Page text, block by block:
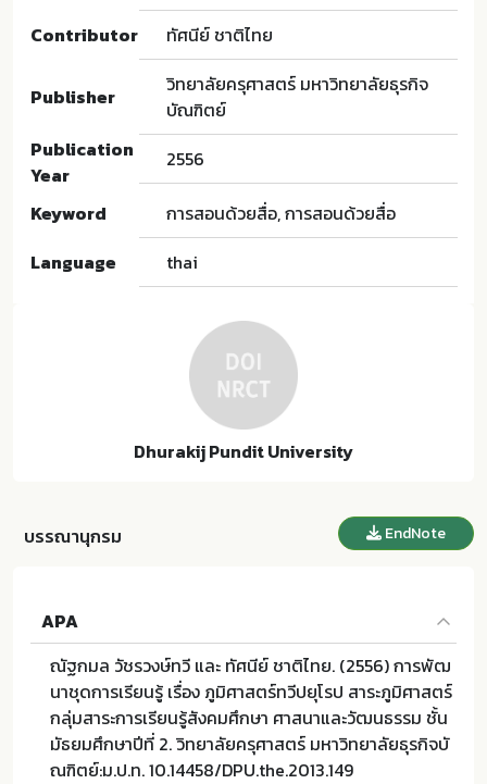
Contributor
ทัศนีย์ ชาติไทย
Publisher
วิทยาลัยครุศาสตร์ มหาวิทยาลัยธุรกิจ
บัณฑิตย์
Publication
Year
2556
Keyword
การสอนด้วยสื่อ, การสอนด้วยสื่อ
Language
thai
Dhurakij Pundit University
บรรณานุกรม EndNote
APA
ณัฐกมล วัชรวงษ์ทวี และ ทัศนีย์ ชาติไทย. (2556) การพัฒ
นาชุดการเรียนรู้ เรื่อง ภูมิศาสตร์ทวีปยุโรป สาระภูมิศาสตร์
กลุ่มสาระการเรียนรู้สังคมศึกษา ศาสนาและวัฒนธรรม ชั้น
มัธยมศึกษาปีที่ 2. วิทยาลัยครุศาสตร์ มหาวิทยาลัยธุรกิจบั
ณฑิตย์:ม.ป.ท. 10.14458/DPU.the.2013.149